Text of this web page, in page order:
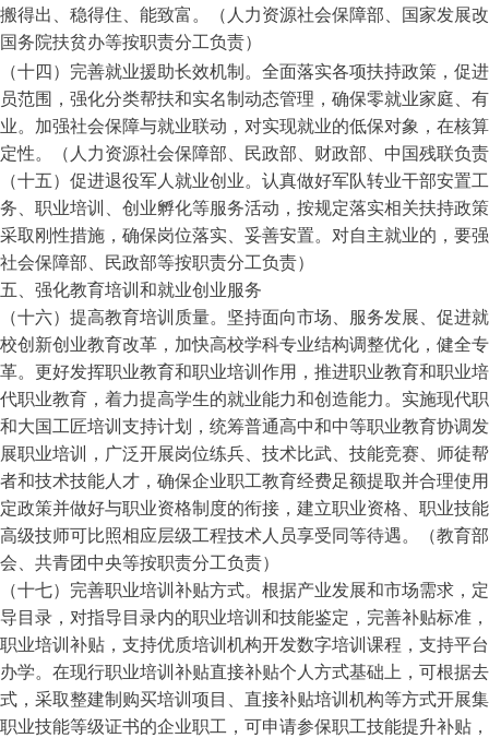
搬得出、稳得住、能致富。（人力资源社会保障部、国家发展
国务院扶贫办等按职责分工负责）
（十四）完善就业援助长效机制。全面落实各项扶持政策，
员范围，强化分类帮扶和实名制动态管理，确保零就业家庭、
业。加强社会保障与就业联动，对实现就业的低保对象，在核
定性。（人力资源社会保障部、民政部、财政部、中国残联负
（十五）促进退役军人就业创业。认真做好军队转业干部安
务、职业培训、创业孵化等服务活动，按规定落实相关扶持政
采取刚性措施，确保岗位落实、妥善安置。对自主就业的，要
社会保障部、民政部等按职责分工负责）
五、强化教育培训和就业创业服务
（十六）提高教育培训质量。坚持面向市场、服务发展、促
校创新创业教育改革，加快高校学科专业结构调整优化，健全
革。更好发挥职业教育和职业培训作用，推进职业教育和职业
代职业教育，着力提高学生的就业能力和创造能力。实施现代
和大国工匠培训支持计划，统筹普通高中和中等职业教育协调
展职业培训，广泛开展岗位练兵、技术比武、技能竞赛、师徒
者和技术技能人才，确保企业职工教育经费足额提取并合理使
定政策并做好与职业资格制度的衔接，建立职业资格、职业技
高级技师可比照相应层级工程技术人员享受同等待遇。（教育
会、共青团中央等按职责分工负责）
（十七）完善职业培训补贴方式。根据产业发展和市场需求
导目录，对指导目录内的职业培训和技能鉴定，完善补贴标准
职业培训补贴，支持优质培训机构开发数字培训课程，支持平
办学。在现行职业培训补贴直接补贴个人方式基础上，可根据
式，采取整建制购买培训项目、直接补贴培训机构等方式开展
职业技能等级证书的企业职工，可申请参保职工技能提升补贴